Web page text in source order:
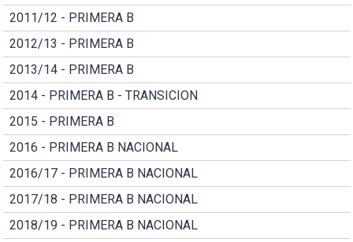
2011/12 - PRIMERA B
2012/13 - PRIMERA B
2013/14 - PRIMERA B
2014 - PRIMERA B - TRANSICION
2015 - PRIMERA B
2016 - PRIMERA B NACIONAL
2016/17 - PRIMERA B NACIONAL
2017/18 - PRIMERA B NACIONAL
2018/19 - PRIMERA B NACIONAL